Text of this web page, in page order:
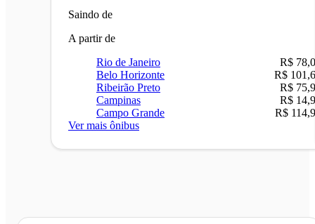
Saindo de
A partir de
Rio de Janeiro
R$
Belo Horizonte
R$
Ribeirão Preto
R$
Campinas
R$
Campo Grande
R$
Ver mais ônibus